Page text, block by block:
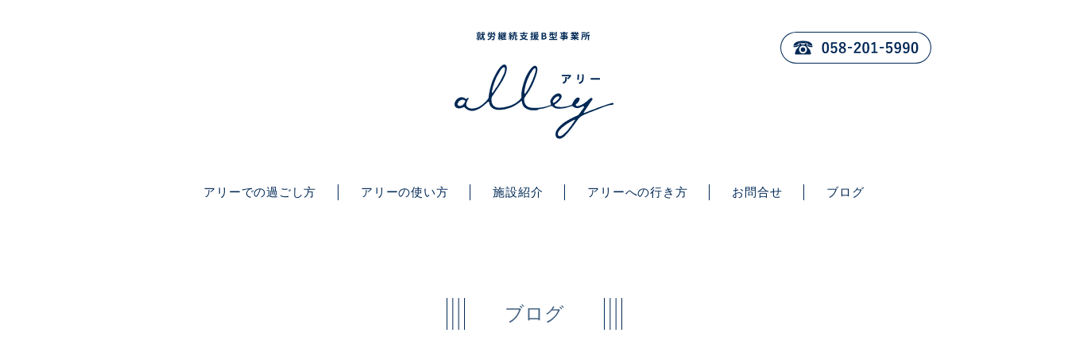
アリーでの過ごし方 アリーの使い方 施設紹介 アリーへの行き方 お問合せ ブログ
ブログ